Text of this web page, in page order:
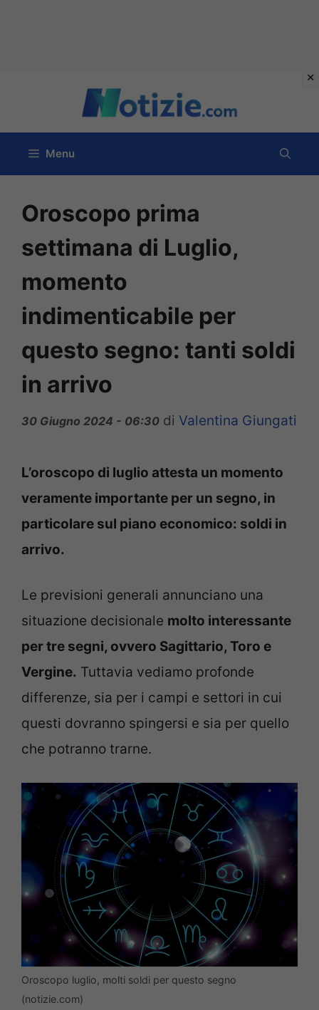
contenuto
Menu
Oroscopo prima
settimana di Luglio,
momento
indimenticabile per
questo segno: tanti soldi
in arrivo
30 Giugno 2024 - 06:30 di Valentina Giungati
L’oroscopo di luglio attesta un momento
veramente importante per un segno, in
particolare sul piano economico: soldi in
arrivo.
Le previsioni generali annunciano una
situazione decisionale molto interessante
per tre segni, ovvero Sagittario, Toro e
Vergine. Tuttavia vediamo profonde
differenze, sia per i campi e settori in cui
questi dovranno spingersi e sia per quello
che potranno trarne.
Oroscopo luglio, molti soldi per questo segno
(notizie.com)